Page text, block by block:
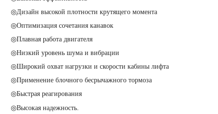
◎Дизайн высокой плотности крутящего момента
◎Оптимизация сочетания канавок
◎Плавная работа двигателя
◎Низкий уровень шума и вибрации
◎Широкий охват нагрузки и скорости кабины лифта
◎Применение блочного бесрычажного тормоза
◎Быстрая реагирования
◎Высокая надежность.